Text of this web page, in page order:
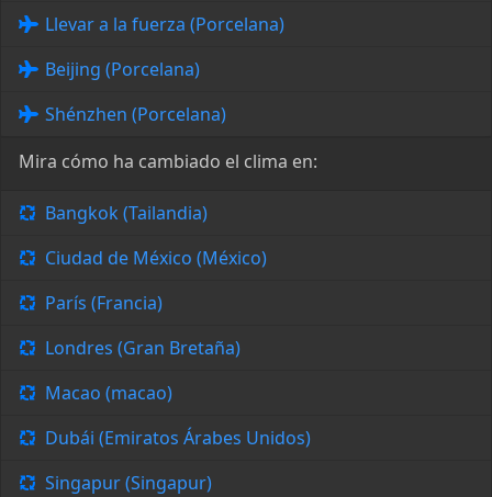
Llevar a la fuerza (Porcelana)
Beijing (Porcelana)
Shénzhen (Porcelana)
Mira cómo ha cambiado el clima en:
Bangkok (Tailandia)
Ciudad de México (México)
París (Francia)
Londres (Gran Bretaña)
Macao (macao)
Dubái (Emiratos Árabes Unidos)
Singapur (Singapur)